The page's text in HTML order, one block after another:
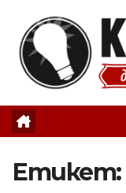
content
Етикет: